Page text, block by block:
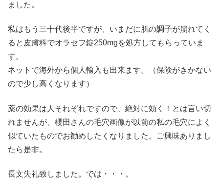
ました。
私はもう三十代後半ですが、いまだに肌の調子が崩れてく
ると皮膚科でオラセフ錠250mgを処方してもらっていま
す。
ネットで海外から個人輸入も出来ます。（保険がきかない
ので少し高くなります）
薬の効果は人それぞれですので、絶対に効く！とは言い切
れませんが、櫻田さんの毛穴画像が以前の私の毛穴によく
似ていたものでお勧めしたくなりました。ご興味ありまし
たら是非。
長文失礼致しました。では・・・。